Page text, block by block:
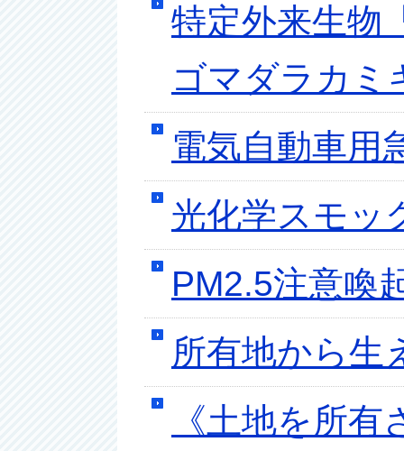
特定外来生物
ゴマダラカミ
電気自動車用
光化学スモッ
PM2.5注意喚
所有地から生
《土地を所